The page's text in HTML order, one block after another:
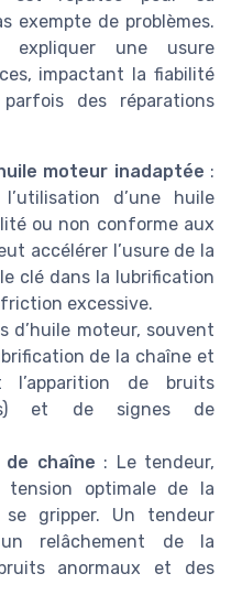
exempte de problèmes.
expliquer une usure
impactant la fiabilité
des réparations
moteur inadaptée :
d’une huile
ou non conforme aux
accélérer l’usure de la
clé dans la lubrification
excessive.
d’huile moteur, souvent
de la chaîne et
l’apparition de bruits
et de signes de
chaîne : Le tendeur,
optimale de la
gripper. Un tendeur
relâchement de la
anormaux et des